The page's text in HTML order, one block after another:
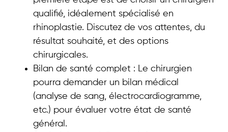
qualifié, idéalement spécialisé en
rhinoplastie. Discutez de vos attentes, du
résultat souhaité, et des options
chirurgicales.
Bilan de santé complet : Le chirurgien
pourra demander un bilan médical
(analyse de sang, électrocardiogramme,
etc.) pour évaluer votre état de santé
général.